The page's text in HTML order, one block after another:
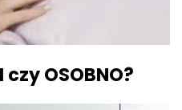
OSOBNO?